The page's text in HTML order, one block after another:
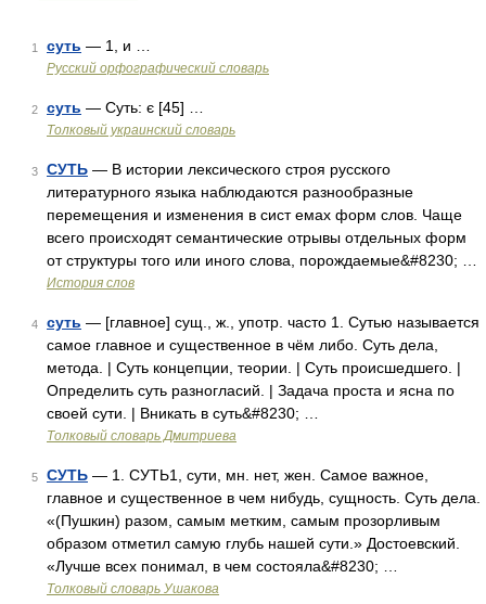
1 суть — 1, и …
Русский орфографический словарь
2 суть — Суть: є [45] …
Толковый украинский словарь
3 СУТЬ — В истории лексического строя русского
литературного языка наблюдаются разнообразные
перемещения и изменения в сист емах форм слов. Чаще
всего происходят семантические отрывы отдельных форм
от структуры того или иного слова, порождаемые&#8230; …
История слов
4 суть — [главное] сущ., ж., употр. часто 1. Сутью называется
самое главное и существенное в чём либо. Суть дела,
метода. | Суть концепции, теории. | Суть происшедшего. |
Определить суть разногласий. | Задача проста и ясна по
своей сути. | Вникать в суть&#8230; …
Толковый словарь Дмитриева
5 СУТЬ — 1. СУТЬ1, сути, мн. нет, жен. Самое важное,
главное и существенное в чем нибудь, сущность. Суть дела.
«(Пушкин) разом, самым метким, самым прозорливым
образом отметил самую глубь нашей сути.» Достоевский.
«Лучше всех понимал, в чем состояла&#8230; …
Толковый словарь Ушакова